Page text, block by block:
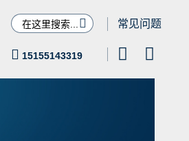
 常见问题
 15155143319  